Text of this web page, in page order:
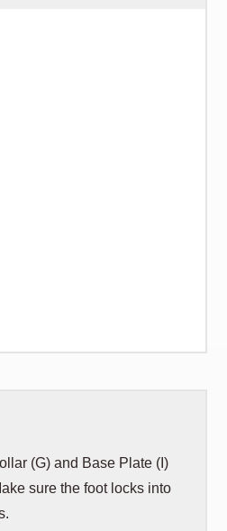
(G) and Base Plate (I)
sure the foot locks into